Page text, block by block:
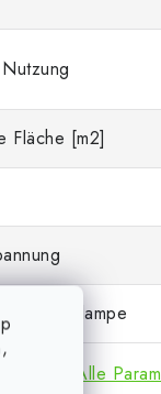
Fläche [m2]
Alle